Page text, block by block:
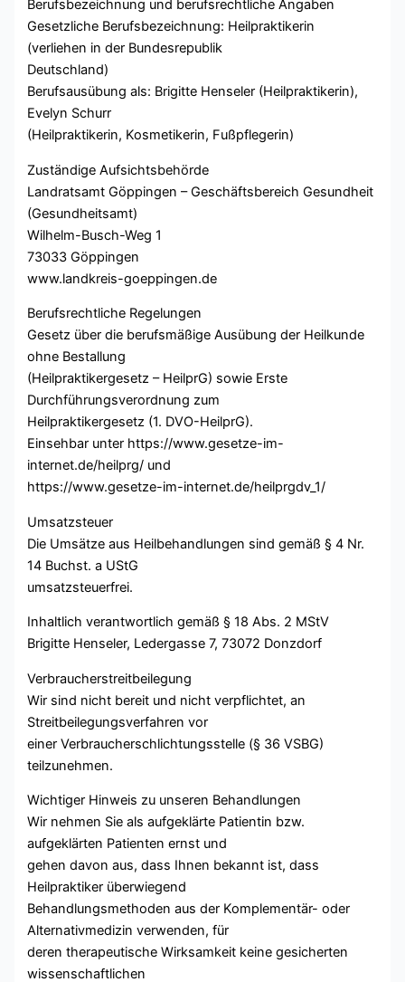
Berufsbezeichnung und berufsrechtliche Angaben
Gesetzliche Berufsbezeichnung: Heilpraktikerin
(verliehen in der Bundesrepublik
Deutschland)
Berufsausübung als: Brigitte Henseler (Heilpraktikerin),
Evelyn Schurr
(Heilpraktikerin, Kosmetikerin, Fußpflegerin)
Zuständige Aufsichtsbehörde
Landratsamt Göppingen – Geschäftsbereich Gesundheit
(Gesundheitsamt)
Wilhelm-Busch-Weg 1
73033 Göppingen
www.landkreis-goeppingen.de
Berufsrechtliche Regelungen
Gesetz über die berufsmäßige Ausübung der Heilkunde
ohne Bestallung
(Heilpraktikergesetz – HeilprG) sowie Erste
Durchführungsverordnung zum
Heilpraktikergesetz (1. DVO-HeilprG).
Einsehbar unter https://www.gesetze-im-
internet.de/heilprg/ und
https://www.gesetze-im-internet.de/heilprgdv_1/
Umsatzsteuer
Die Umsätze aus Heilbehandlungen sind gemäß § 4 Nr.
14 Buchst. a UStG
umsatzsteuerfrei.
Inhaltlich verantwortlich gemäß § 18 Abs. 2 MStV
Brigitte Henseler, Ledergasse 7, 73072 Donzdorf
Verbraucherstreitbeilegung
Wir sind nicht bereit und nicht verpflichtet, an
Streitbeilegungsverfahren vor
einer Verbraucherschlichtungsstelle (§ 36 VSBG)
teilzunehmen.
Wichtiger Hinweis zu unseren Behandlungen
Wir nehmen Sie als aufgeklärte Patientin bzw.
aufgeklärten Patienten ernst und
gehen davon aus, dass Ihnen bekannt ist, dass
Heilpraktiker überwiegend
Behandlungsmethoden aus der Komplementär- oder
Alternativmedizin verwenden, für
deren therapeutische Wirksamkeit keine gesicherten
wissenschaftlichen